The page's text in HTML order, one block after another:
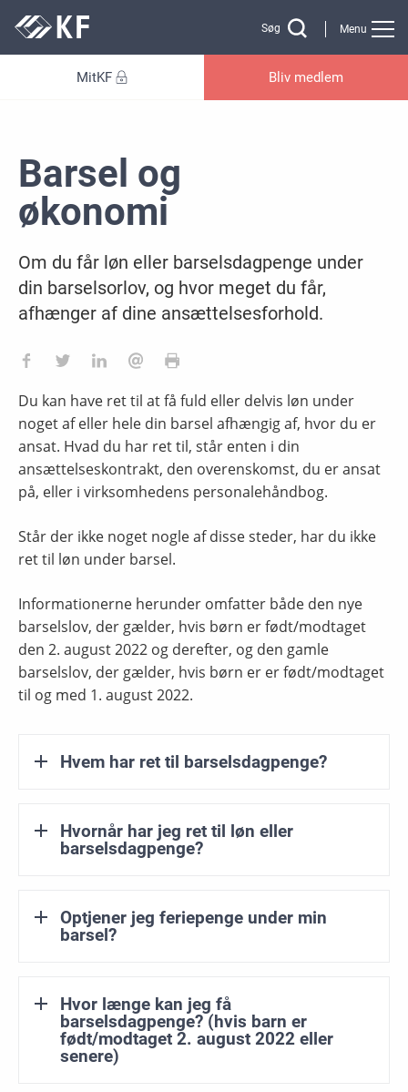
Menu
Søg
MitKF Bliv medlem
Barsel og
økonomi
Om du får løn eller barselsdagpenge under
din barselsorlov, og hvor meget du får,
afhænger af dine ansættelsesforhold.
Du kan have ret til at få fuld eller delvis løn under
noget af eller hele din barsel afhængig af, hvor du er
ansat. Hvad du har ret til, står enten i din
ansættelseskontrakt, den overenskomst, du er ansat
på, eller i virksomhedens personalehåndbog.
Står der ikke noget nogle af disse steder, har du ikke
ret til løn under barsel.
Informationerne herunder omfatter både den nye
barselslov, der gælder, hvis børn er født/modtaget
den 2. august 2022 og derefter, og den gamle
barselslov, der gælder, hvis børn er er født/modtaget
til og med 1. august 2022.
Hvem har ret til barselsdagpenge?
Hvornår har jeg ret til løn eller
barselsdagpenge?
Optjener jeg feriepenge under min
barsel?
Hvor længe kan jeg få
barselsdagpenge? (hvis barn er
født/modtaget 2. august 2022 eller
senere)